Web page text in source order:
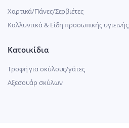
Χαρτικά/Πάνες/Σερβιέτες
Καλλυντικά & Είδη προσωπικής υγιεινής
Κατοικίδια
Τροφή για σκύλους/γάτες
Αξεσουάρ σκύλων